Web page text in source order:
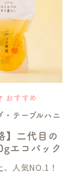
おすすめ
・テーブルハニ
】二代目の
エコパック
人気NO.1！